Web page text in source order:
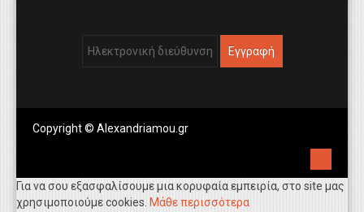
Copyright © Alexandriamou.gr
Για να σου εξασφαλίσουμε μια κορυφαία εμπειρία, στο site μας
χρησιμοποιούμε cookies. Μάθε περισσότερα